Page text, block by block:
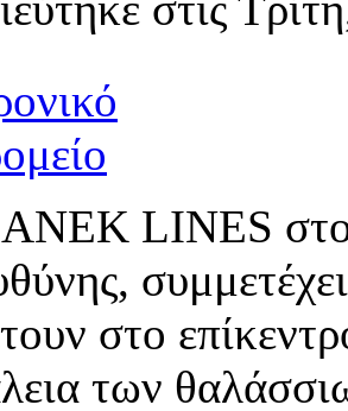
LINES στο
στο
των